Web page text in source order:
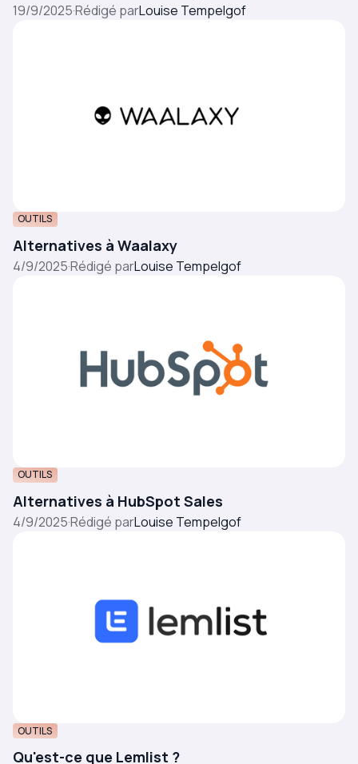
19/9/2025·Rédigé parLouise Tempelgof
OUTILS
Alternatives à Waalaxy
4/9/2025·Rédigé parLouise Tempelgof
OUTILS
Alternatives à HubSpot Sales
4/9/2025·Rédigé parLouise Tempelgof
OUTILS
Qu'est-ce que Lemlist ?